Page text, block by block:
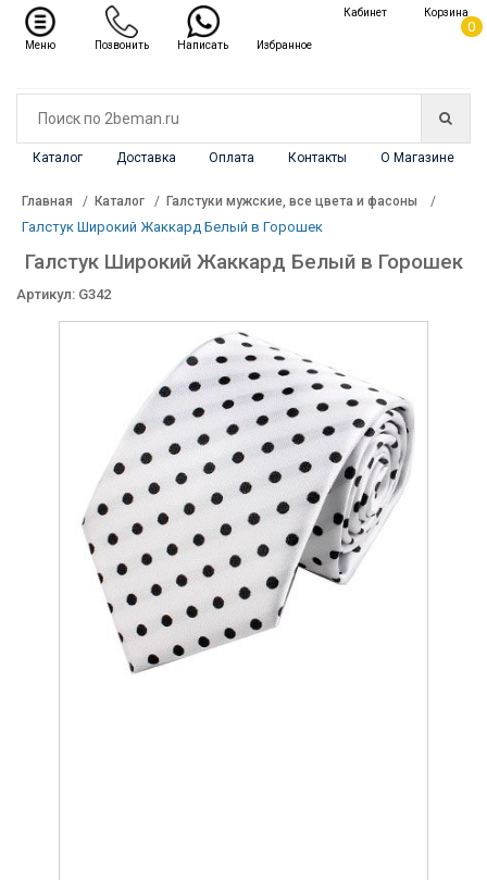
Каталог Доставка Оплата Контакты О Магазине
Каталог ✖
Главная Каталог Галстуки мужские, все цвета и фасоны
Галстук Широкий Жаккард Белый в Горошек
Галстук Широкий Жаккард Белый в Горошек
Артикул: G342
Меню Позвонить Написать Избранное
Кабинет Корзина
0